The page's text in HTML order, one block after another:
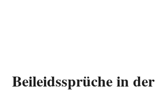
Beileidssprüche in der